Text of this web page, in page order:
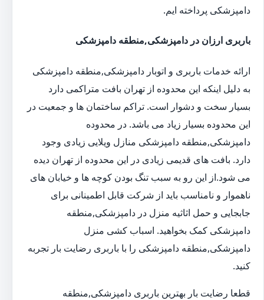
دامپزشکی پرداخته ایم.
باربری ارزان در دامپزشکی,منطقه دامپزشکی
ارائه خدمات باربری و اتوبار دامپزشکی,منطقه دامپزشکی
به دلیل اینکه این محدوده از تهران بافت متراکمی دارد
بسیار سخت و دشوار است. تراکم ساختمان ها و جمعیت در
این محدوده بسیار زیاد می باشد. در محدوده
دامپزشکی,منطقه دامپزشکی منازل ویلایی زیادی وجود
دارد. بافت های قدیمی زیادی در این محدوده از تهران دیده
می شود.از این رو به سبب تنگ بودن کوچه ها و خیابان های
ناهموار و نامناسب باید از شرکت قابل اطمینانی برای
جابجایی و حمل اثاثیه منزل در دامپزشکی,منطقه
دامپزشکی کمک بخواهید. اسباب کشی منزل
دامپزشکی,منطقه دامپزشکی را با باربری رضایت بار تجربه
کنید.
قطعا رضایت بار بهترین باربری دامپزشکی,منطقه